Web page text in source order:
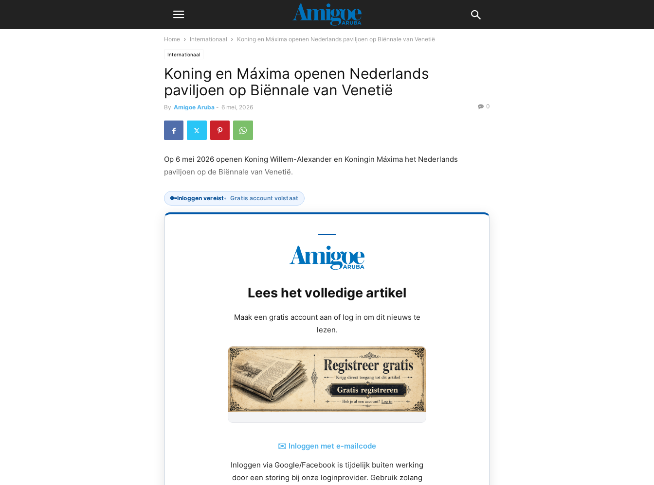
Home Internationaal Koning en Máxima openen Nederlands paviljoen op Biënnale van Venetië
Internationaal
Koning en Máxima openen Nederlands
paviljoen op Biënnale van Venetië
By Amigoe Aruba - 6 mei, 2026 0
Op 6 mei 2026 openen Koning Willem-Alexander en Koningin Máxima het Nederlands
paviljoen op de Biënnale van Venetië.
🔑Inloggen vereist Gratis account volstaat
Lees het volledige artikel
Maak een gratis account aan of log in om dit nieuws te
lezen.
✉️ Inloggen met e-mailcode
Inloggen via Google/Facebook is tijdelijk buiten werking
door een storing bij onze loginprovider. Gebruik zolang